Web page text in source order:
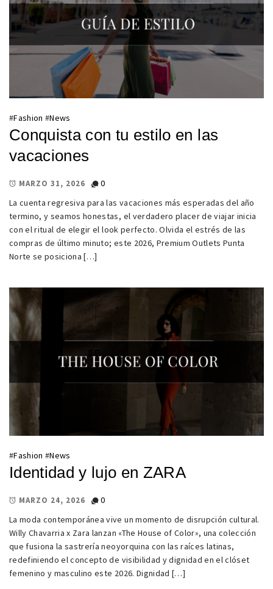
#Fashion #News
Conquista con tu estilo en las
vacaciones
MARZO 31, 2026
0
La cuenta regresiva para las vacaciones más esperadas del año
termino, y seamos honestas, el verdadero placer de viajar inicia
con el ritual de elegir el look perfecto. Olvida el estrés de las
compras de último minuto; este 2026, Premium Outlets Punta
Norte se posiciona […]
#Fashion #News
Identidad y lujo en ZARA
MARZO 24, 2026
0
La moda contemporánea vive un momento de disrupción cultural.
Willy Chavarria x Zara lanzan «The House of Color», una colección
que fusiona la sastrería neoyorquina con las raíces latinas,
redefiniendo el concepto de visibilidad y dignidad en el clóset
femenino y masculino este 2026. Dignidad […]